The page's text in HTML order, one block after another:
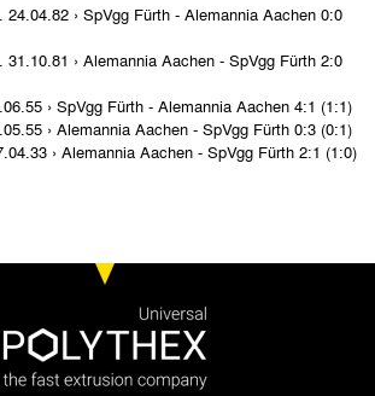
24.04.82 › SpVgg Fürth - Alemannia Aachen 0:0
31.10.81 › Alemannia Aachen - SpVgg Fürth 2:0
› SpVgg Fürth - Alemannia Aachen 4:1 (1:1)
› Alemannia Aachen - SpVgg Fürth 0:3 (0:1)
› Alemannia Aachen - SpVgg Fürth 2:1 (1:0)